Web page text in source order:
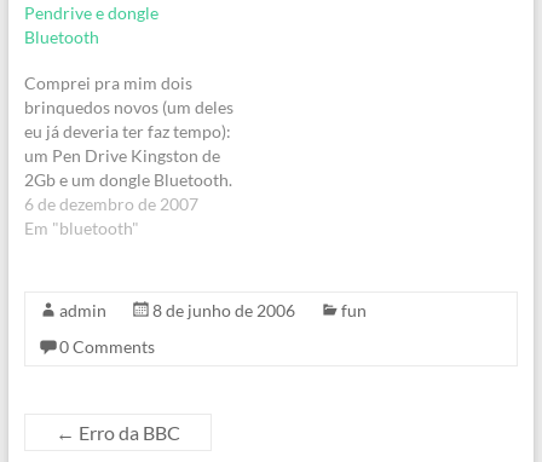
Pendrive e dongle
Bluetooth
Comprei pra mim dois
brinquedos novos (um deles
eu já deveria ter faz tempo):
um Pen Drive Kingston de
2Gb e um dongle Bluetooth.
Show de bola.No pendrive
eu ia instalar o Ubuntu,
ia ser tão prático usar, já
6 de dezembro de 2007
Em "bluetooth"
admin 8 de junho de 2006
fun
0 Comments
← Erro da BBC